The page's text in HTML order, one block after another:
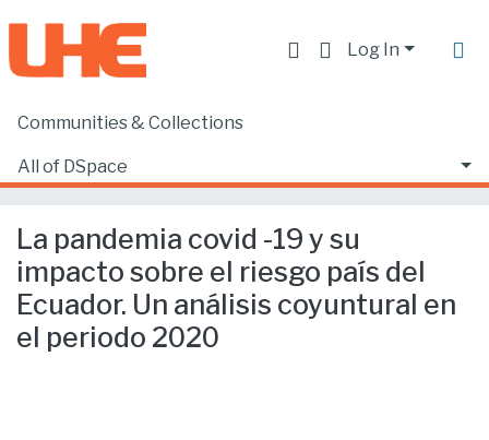
Log In
Communities & Collections
All of DSpace
Home
La pandemia covid -19 y su impacto sobre el riesgo país del Ecuador. Un análisis coyuntural en el periodo 2020
La pandemia covid -19 y su
impacto sobre el riesgo país del
Ecuador. Un análisis coyuntural en
el periodo 2020